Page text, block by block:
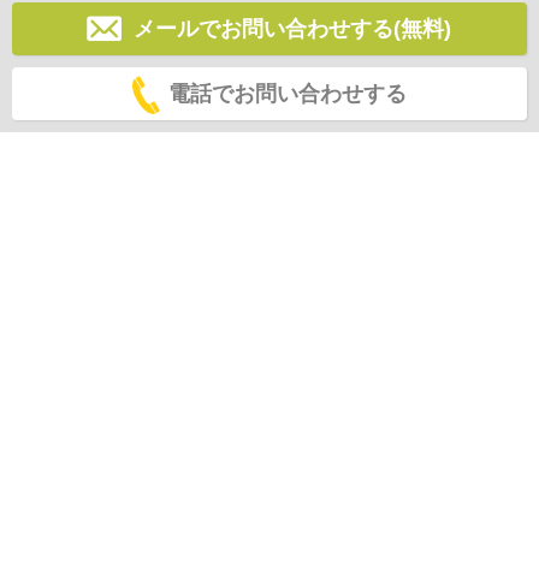
メールでお問い合わせする(無料)
電話でお問い合わせする